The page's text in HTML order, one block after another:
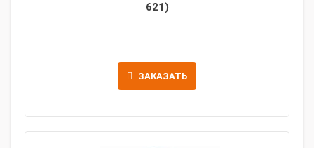
621)
ЗАКАЗАТЬ